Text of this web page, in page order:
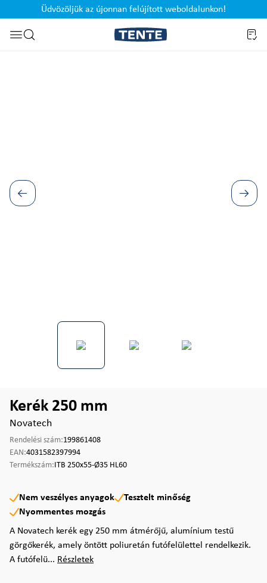
Ugrás a kereséshez
Üdvözöljük az újonnan felújított weboldalunkon!
Kerék 250 mm
Novatech
Rendelési szám:199861408
EAN:4031582397994
Termékszám:ITB 250x55-Ø35 HL60
Nem veszélyes anyagok
Tesztelt minőség
Nyommentes mozgás
A Novatech kerék egy 250 mm átmérőjű, alumínium testű
görgőkerék, amely öntött poliuretán futófelülettel rendelkezik.
A futófelü... Részletek